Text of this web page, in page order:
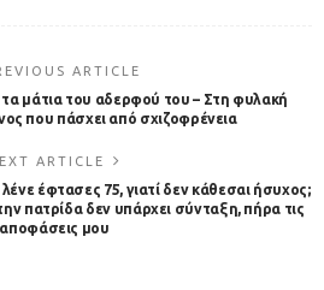
ARTICLE
μάτια του αδερφού του – Στη φυλακή
που πάσχει από σχιζοφρένεια
ARTICLE
έφτασες 75, γιατί δεν κάθεσαι ήσυχος;
πατρίδα δεν υπάρχει σύνταξη, πήρα τις
αποφάσεις μου